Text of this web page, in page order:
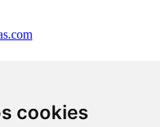
cookies